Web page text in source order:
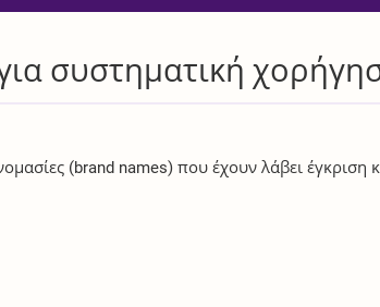
συστηματική
(brand names) που έχουν λάβει